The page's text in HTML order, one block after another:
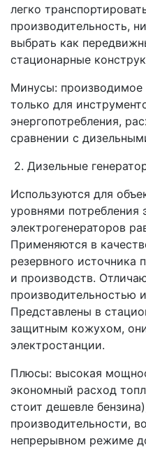
легко
производительность,
выбрать как
стационарные
Минусы: производимое
только для
энергопотребления,
сравнении с
2. Дизельные
Используются для
уровнями потребления
электрогенераторов
Применяются в
резервного источника
и производств.
производительностью
Представлены в
защитным кожухом,
электростанции.
Плюсы: высокая
экономный расход
стоит дешевле
производительности,
непрерывном режиме